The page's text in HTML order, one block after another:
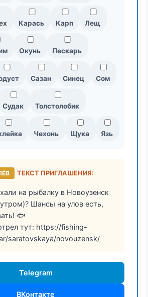
Карась Карп Лещ
Окунь Пескарь
Сазан Синец Сом
Судак Толстолобик
Чехонь Щука Язь
ТЕКСТ ПРИГЛАШЕНИЯ:
на рыбалку в Новоузенск
Шансы на улов есть,
🐟
тут: https://fishing-
saratovskaya/novouzensk/
Telegram
ВКонтакте